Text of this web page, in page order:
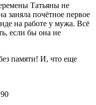
Татьяны не
заняла почётное первое
на работе у мужа. Всё
если бы она не
памяти! И, что еще